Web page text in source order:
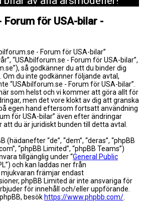
Forum för USA-bilar -
- Forum för USA-bilar”
“USAbilforum.se - Forum för USA-bilar”,
så godkänner du att du binder dig
du inte godkänner följande avtal,
“USAbilforum.se - Forum för USA-bilar”.
som helst och vi kommer att göra allt för
men det vore klokt av dig att granska
egen hand eftersom fortsatt användning
för USA-bilar” även efter ändringar
att du är juridiskt bunden till detta avtal.
“de”, “dem”, “deras”, “phpBB
“phpBB Limited”, “phpBB Teams”)
tillgänglig under “General Public
och kan laddas ner från
mjukvaran främjar endast
phpBB Limited är inte ansvariga för
för innehåll och/eller uppförande.
besök https://www.phpbb.com/.